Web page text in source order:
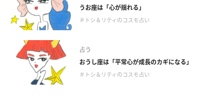
うお座は「心が揺れる」
＃トシ＆リティのコスモ占い
占う
おうし座は「平常心が成長のカギになる」
＃トシ＆リティのコスモ占い